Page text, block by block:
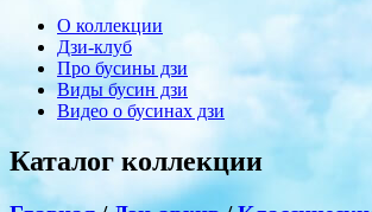
О коллекции
Дзи-клуб
Про бусины дзи
Виды бусин дзи
Видео о бусинах дзи
Каталог коллекции